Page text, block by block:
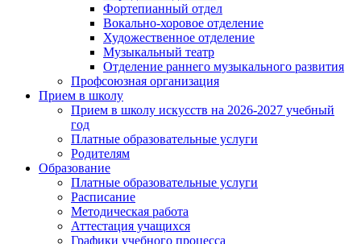
Фортепианный отдел
Вокально-хоровое отделение
Художественное отделение
Музыкальный театр
Отделение раннего музыкального развития
Профсоюзная организация
Прием в школу
Прием в школу искусств на 2026-2027 учебный
год
Платные образовательные услуги
Родителям
Образование
Платные образовательные услуги
Расписание
Методическая работа
Аттестация учащихся
Графики учебного процесса